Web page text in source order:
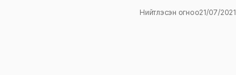
Нийтлэсэн огноо21/07/2021